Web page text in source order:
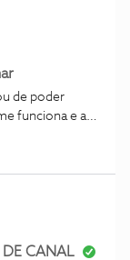
de poder
funciona e as
CANAL